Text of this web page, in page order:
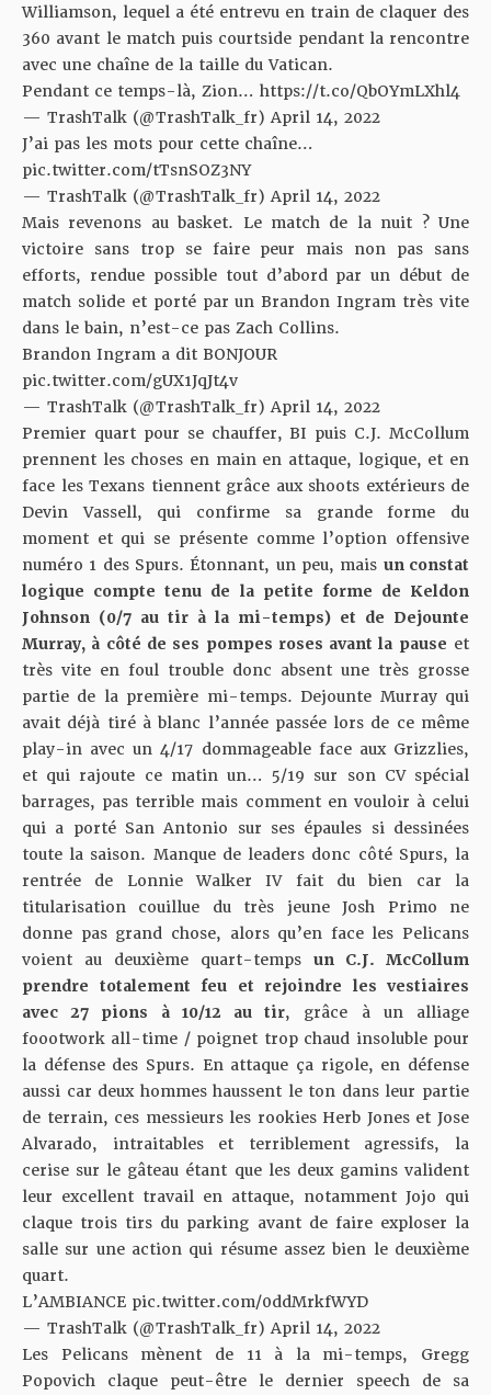
Williamson, lequel a été entrevu en train de claquer des
360 avant le match puis courtside pendant la rencontre
avec une chaîne de la taille du Vatican.
Pendant ce temps-là, Zion… https://t.co/QbOYmLXhl4
— TrashTalk (@TrashTalk_fr)April 14, 2022
J’ai pas les mots pour cette chaîne…
pic.twitter.com/tTsnSOZ3NY
— TrashTalk (@TrashTalk_fr)April 14, 2022
Mais revenons au basket. Le match de la nuit ? Une
victoire sans trop se faire peur mais non pas sans
efforts, rendue possible tout d’abord par un début de
match solide et porté par un Brandon Ingram très vite
dans le bain, n’est-ce pas Zach Collins.
Brandon Ingram a dit BONJOUR
pic.twitter.com/gUX1JqJt4v
— TrashTalk (@TrashTalk_fr)April 14, 2022
Premier quart pour se chauffer, BI puis C.J. McCollum
prennent les choses en main en attaque, logique, et en
face les Texans tiennent grâce aux shoots extérieurs de
Devin Vassell, qui confirme sa grande forme du
moment et qui se présente comme l’option offensive
numéro 1 des Spurs. Étonnant, un peu, mais un constat
logique compte tenu de la petite forme de Keldon
Johnson (0/7 au tir à la mi-temps) et de Dejounte
Murray, à côté de ses pompes roses avant la pause et
très vite en foul trouble donc absent une très grosse
partie de la première mi-temps. Dejounte Murray qui
avait déjà tiré à blanc l’année passée lors de ce même
play-in avec un 4/17 dommageable face aux Grizzlies,
et qui rajoute ce matin un… 5/19 sur son CV spécial
barrages, pas terrible mais comment en vouloir à celui
qui a porté San Antonio sur ses épaules si dessinées
toute la saison. Manque de leaders donc côté Spurs, la
rentrée de Lonnie Walker IV fait du bien car la
titularisation couillue du très jeune Josh Primo ne
donne pas grand chose, alors qu’en face les Pelicans
voient au deuxième quart-temps un C.J. McCollum
prendre totalement feu et rejoindre les vestiaires
avec 27 pions à 10/12 au tir, grâce à un alliage
foootwork all-time / poignet trop chaud insoluble pour
la défense des Spurs. En attaque ça rigole, en défense
aussi car deux hommes haussent le ton dans leur partie
de terrain, ces messieurs les rookies Herb Jones et Jose
Alvarado, intraitables et terriblement agressifs, la
cerise sur le gâteau étant que les deux gamins valident
leur excellent travail en attaque, notamment Jojo qui
claque trois tirs du parking avant de faire exploser la
salle sur une action qui résume assez bien le deuxième
quart.
L’AMBIANCE pic.twitter.com/0ddMrkfWYD
— TrashTalk (@TrashTalk_fr)April 14, 2022
Les Pelicans mènent de 11 à la mi-temps, Gregg
Popovich claque peut-être le dernier speech de sa